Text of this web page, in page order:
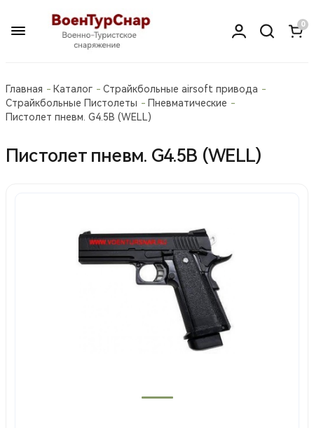
0
Главная Каталог
Страйкбольные airsoft привода
Страйкбольные Пистолеты
Пневматические
Пистолет пневм. G4.5В (WELL)
Пистолет пневм. G4.5В (WELL)